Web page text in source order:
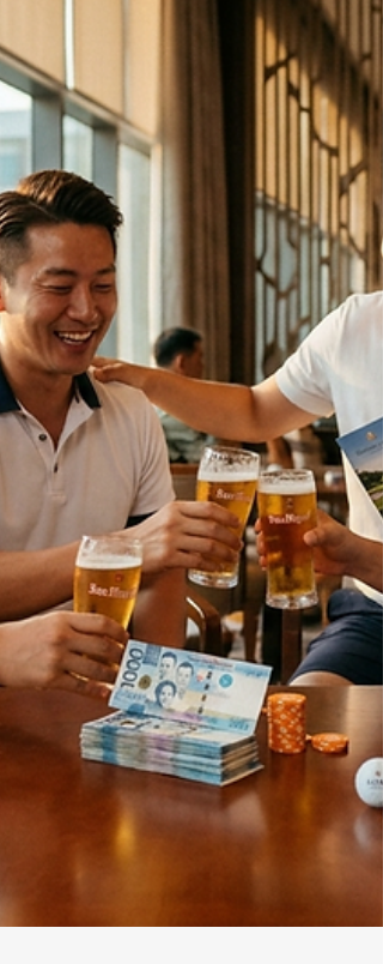
달리기 가장 좋은 3가지 스팟을 정리해 드립니다. 1.
클락 퍼레이드 그라운드 (Clark Parade Grounds)
특징: 약 2.2km 길이의 우레탄 트랙이 설치된 대표
적인 러닝 스팟. 장점: 바닥이 고르고 쿠션감이 있어
무릎 부담이 적으며, 야간 조명 설치가 잘 되어 있
저녁 러닝에도 안전합니다. 주변에 카페와 쉼터가
많아 달린 후 휴식을 취하기 좋습니다. 2. 엘 카바요
& 미모사 로드 라인 (El Kabayo ~ Mimosa Drive)
특징: 울창한 나무 그늘과 서양식 건축물이 어우러
진 조용하고 평탄한 도로. 장점: 햇살을 가려주는 수
목이 많아 오전 7시 전후의 모닝 러닝에 최적화되
있습니다. 차선이 넓고 차량 통